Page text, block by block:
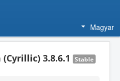
Magyar
3.8.6.1 Stable